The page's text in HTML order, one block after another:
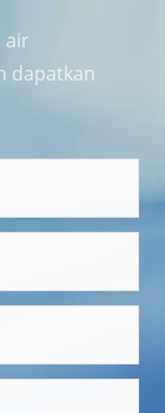
air
dapatkan